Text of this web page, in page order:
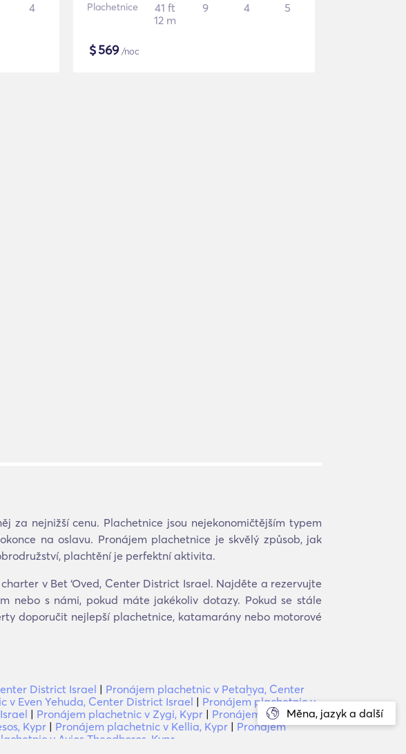
4 Plachetnice
41 ft
12 m
9 4 5
$569/noc
Měna, jazyk a další
za nejnižší cenu. Plachetnice jsou nejekonomičtějším typem
na oslavu. Pronájem plachetnice je skvělý způsob, jak
plachtění je perfektní aktivita.
v Bet ‘Oved, Center District Israel. Najděte a rezervujte
nebo s námi, pokud máte jakékoliv dotazy. Pokud se stále
doporučit nejlepší plachetnice, katamarány nebo motorové
District Israel | Pronájem plachetnic v Petaẖya, Center
v Even Yehuda, Center District Israel | Pronájem plachetnic v
| Pronájem plachetnic v Zygi, Kypr | Pronájem plachetnic
Kypr | Pronájem plachetnic v Kellia, Kypr | Pronájem
v Ayios Theodhoros, Kypr